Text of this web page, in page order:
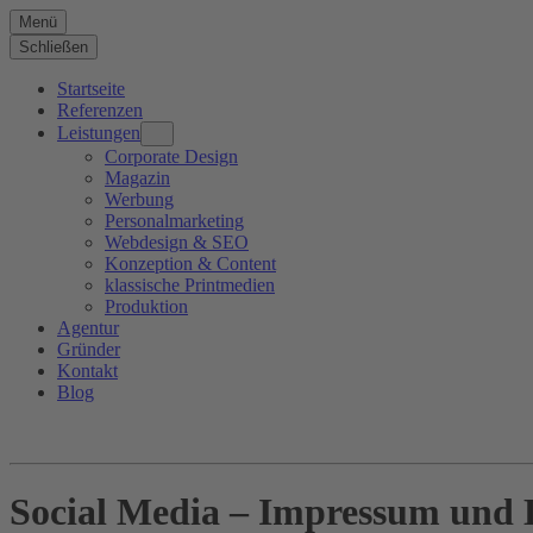
Menü
Schließen
Startseite
Referenzen
Leistungen
Corporate Design
Magazin
Werbung
Personalmarketing
Webdesign & SEO
Konzeption & Content
klassische Printmedien
Produktion
Agentur
Gründer
Kontakt
Blog
Social Media – Impressum